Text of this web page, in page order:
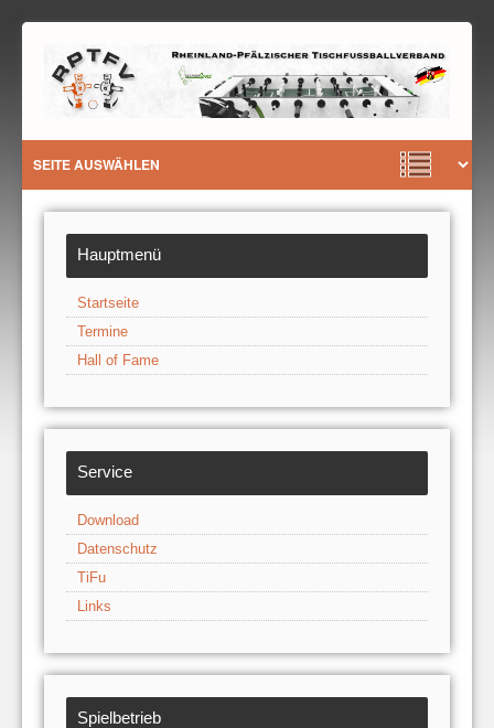
Hauptmenü
Startseite
Termine
Hall of Fame
Service
Download
Datenschutz
TiFu
Links
Spielbetrieb